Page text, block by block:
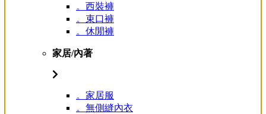
。西裝褲
。束口褲
。休閒褲
家居/內著
。家居服
。無側縫內衣